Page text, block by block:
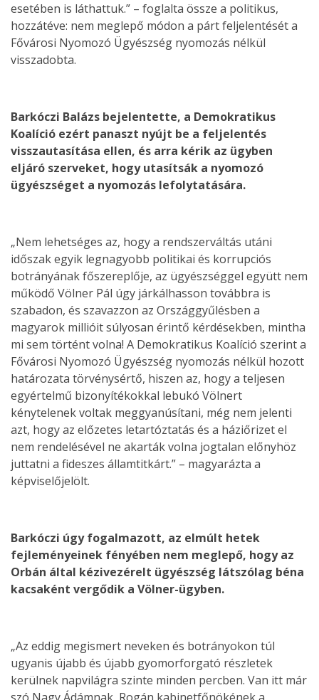
esetében is láthattuk.” – foglalta össze a politikus,
hozzátéve: nem meglepő módon a párt feljelentését a
Fővárosi Nyomozó Ügyészség nyomozás nélkül
visszadobta.
Barkóczi Balázs bejelentette, a Demokratikus
Koalíció ezért panaszt nyújt be a feljelentés
visszautasítása ellen, és arra kérik az ügyben
eljáró szerveket, hogy utasítsák a nyomozó
ügyészséget a nyomozás lefolytatására.
„Nem lehetséges az, hogy a rendszerváltás utáni
időszak egyik legnagyobb politikai és korrupciós
botrányának főszereplője, az ügyészséggel együtt nem
működő Völner Pál úgy járkálhasson továbbra is
szabadon, és szavazzon az Országgyűlésben a
magyarok millióit súlyosan érintő kérdésekben, mintha
mi sem történt volna! A Demokratikus Koalíció szerint a
Fővárosi Nyomozó Ügyészség nyomozás nélkül hozott
határozata törvénysértő, hiszen az, hogy a teljesen
egyértelmű bizonyítékokkal lebukó Völnert
kénytelenek voltak meggyanúsítani, még nem jelenti
azt, hogy az előzetes letartóztatás és a háziőrizet el
nem rendelésével ne akarták volna jogtalan előnyhöz
juttatni a fideszes államtitkárt.” – magyarázta a
képviselőjelölt.
Barkóczi úgy fogalmazott, az elmúlt hetek
fejleményeinek fényében nem meglepő, hogy az
Orbán által kézivezérelt ügyészség látszólag béna
kacsaként vergődik a Völner-ügyben.
„Az eddig megismert neveken és botrányokon túl
ugyanis újabb és újabb gyomorforgató részletek
kerülnek napvilágra szinte minden percben. Van itt már